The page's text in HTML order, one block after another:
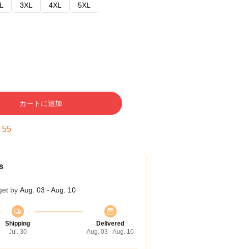
3XL 4XL
5XL
カートに追加
54
by Aug. 03 - Aug. 10
Shipping
Jul. 30
Delivered
Aug. 03 - Aug. 10